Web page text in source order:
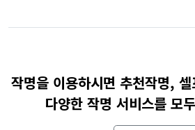
작명을 이용하시면 추천작명,
다양한 작명 서비스를 모